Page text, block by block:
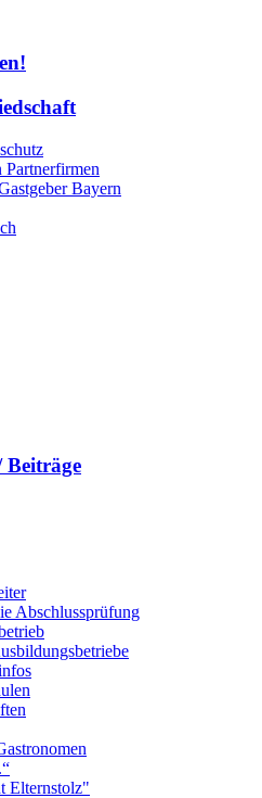
Partnerfirmen
Bayern
Beiträge
Abschlussprüfung
Elternstolz"